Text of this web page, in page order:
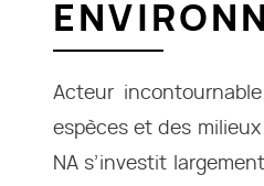
Acteur
espèces et des milieux
NA s’investit